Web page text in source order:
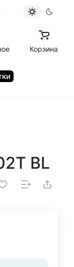
Корзина
BL